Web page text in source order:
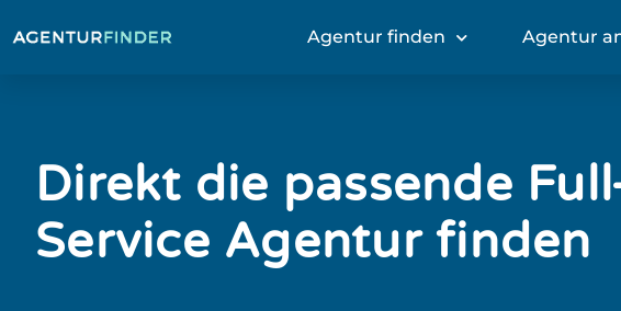
Agentur finden Agentur
Direkt die passende
Service Agentur finden